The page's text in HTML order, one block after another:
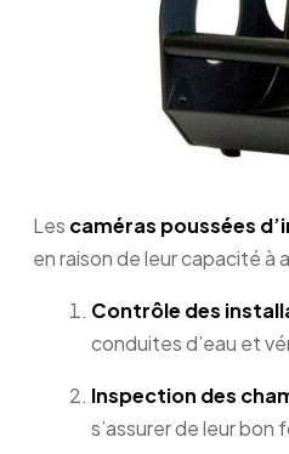
Les caméras poussées
en raison de leur capacité à
Contrôle des
conduites d’eau et
Inspection des
s’assurer de leur